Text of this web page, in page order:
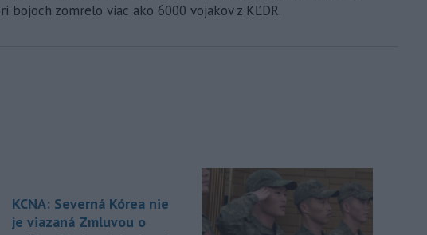
bojoch zomrelo viac ako 6000 vojakov z KĽDR.
KCNA: Severná Kórea nie
je viazaná Zmluvou o